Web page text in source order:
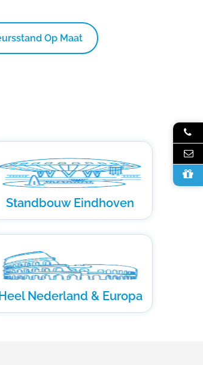
Op Maat
Standbouw Eindhoven
Nederland & Europa